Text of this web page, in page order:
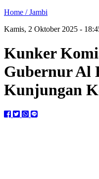
Home /Jambi
Kamis, 2 Oktober 2025 -
Kunker
Gubernur Al
Kunjungan